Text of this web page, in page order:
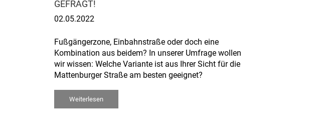
GEFRAGT!
02.05.2022
Fußgängerzone, Einbahnstraße oder doch eine
Kombination aus beidem? In unserer Umfrage wollen
wir wissen: Welche Variante ist aus Ihrer Sicht für die
Mattenburger Straße am besten geeignet?
Weiterlesen